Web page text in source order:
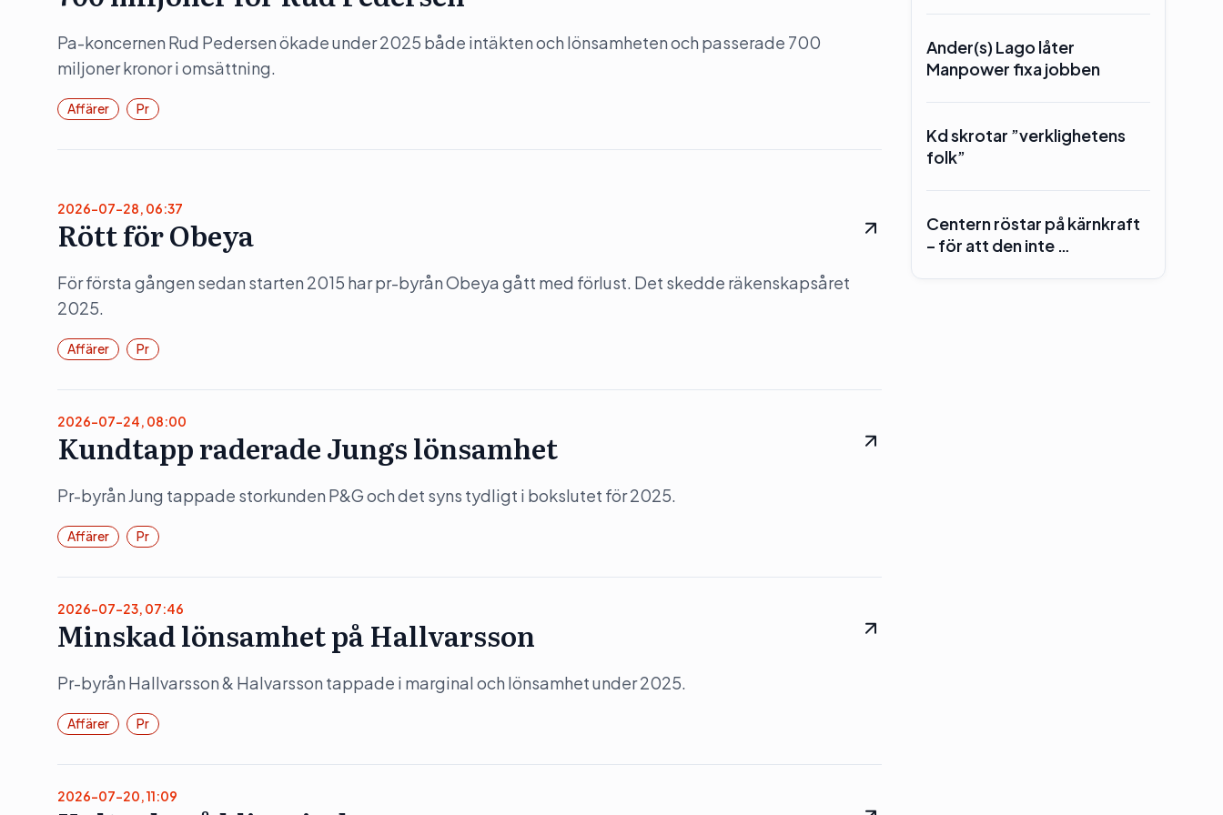
Pa-koncernen Rud Pedersen ökade under 2025 både intäkten och lönsamheten och passerade 700
miljoner kronor i omsättning.
Affärer Pr
2026-07-28, 06:37
Rött för Obeya
För första gången sedan starten 2015 har pr-byrån Obeya gått med förlust. Det skedde räkenskapsåret
2025.
Affärer Pr
2026-07-24, 08:00
Kundtapp raderade Jungs lönsamhet
Pr-byrån Jung tappade storkunden P&G och det syns tydligt i bokslutet för 2025.
Affärer Pr
2026-07-23, 07:46
Minskad lönsamhet på Hallvarsson
Pr-byrån Hallvarsson & Halvarsson tappade i marginal och lönsamhet under 2025.
Affärer Pr
2026-07-20, 11:09
Ander(s) Lago låter
Manpower fixa jobben
Kd skrotar ”verklighetens
folk”
Centern röstar på kärnkraft
– för att den inte …